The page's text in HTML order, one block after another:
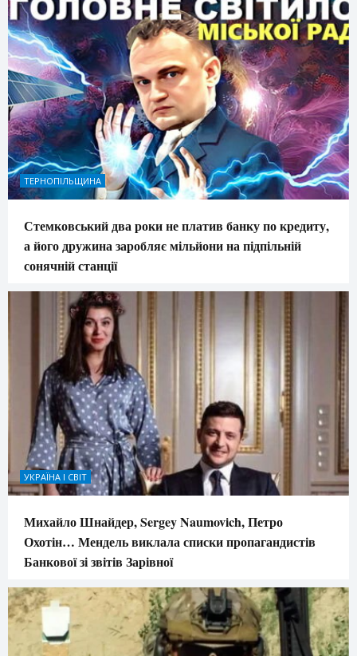
ТЕРНОПІЛЬЩИНА
Стемковський два роки не платив банку по кредиту,
а його дружина заробляє мільйони на підпільній
сонячній станції
УКРАЇНА І СВІТ
Михайло Шнайдер, Sergey Naumovich, Петро
Охотін… Мендель виклала списки пропагандистів
Банкової зі звітів Зарівної